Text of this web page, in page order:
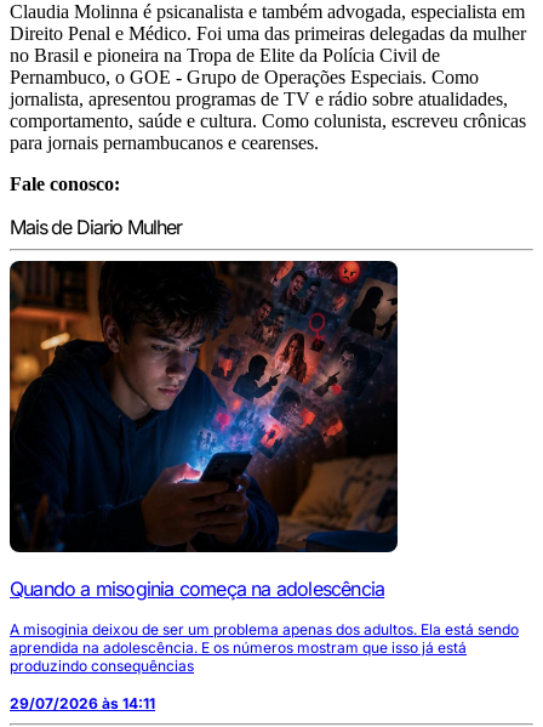
Claudia Molinna é psicanalista e também advogada, especialista em
Direito Penal e Médico. Foi uma das primeiras delegadas da mulher
no Brasil e pioneira na Tropa de Elite da Polícia Civil de
Pernambuco, o GOE - Grupo de Operações Especiais. Como
jornalista, apresentou programas de TV e rádio sobre atualidades,
comportamento, saúde e cultura. Como colunista, escreveu crônicas
para jornais pernambucanos e cearenses.
Fale conosco:
Mais de Diario Mulher
Quando a misoginia começa na adolescência
A misoginia deixou de ser um problema apenas dos adultos. Ela está sendo
aprendida na adolescência. E os números mostram que isso já está
produzindo consequências
29/07/2026 às 14:11